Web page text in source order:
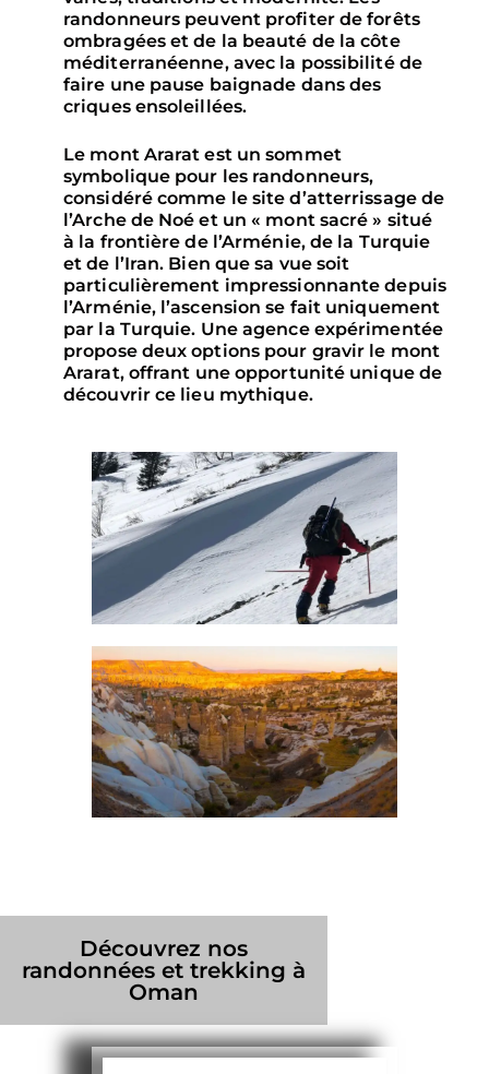
randonneurs peuvent profiter de forêts
ombragées et de la beauté de la côte
méditerranéenne, avec la possibilité de
faire une pause baignade dans des
criques ensoleillées.
Le mont Ararat est un sommet
symbolique pour les randonneurs,
considéré comme le site d’atterrissage de
l’Arche de Noé et un « mont sacré » situé
à la frontière de l’Arménie, de la Turquie
et de l’Iran. Bien que sa vue soit
particulièrement impressionnante depuis
l’Arménie, l’ascension se fait uniquement
par la Turquie. Une agence expérimentée
propose deux options pour gravir le mont
Ararat, offrant une opportunité unique de
découvrir ce lieu mythique.
Découvrez nos
randonnées et trekking à
Oman